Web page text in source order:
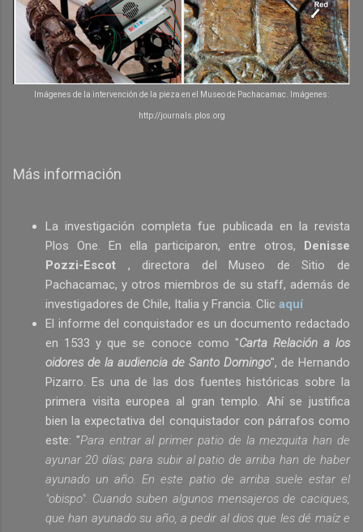
Imágenes de la intervención de la pieza en el Museo de Pachacamac. Imágenes:
http://journals.plos.org
Más información
La investigación completa fue publicada en la revista
Plos One. En ella participaron, entre otros, Denisse
Pozzi-Escot , directora del Museo de Sitio de
Pachacamac, y otros miembros de su staff, además de
investigadores de Chile, Italia y Francia. Clic aquí
El informe del conquistador es un documento redactado
en 1533 y que se conoce como "Carta Relación a los
oidores de la audiencia de Santo Domingo", de Hernando
Pizarro. Es una de las dos fuentes históricas sobre la
primera visita europea al gran templo. Ahí se justifica
bien la expectativa del conquistador con párrafos como
este: "Para entrar al primer patio de la mezquita han de
ayunar 20 días; para subir al patio de arriba han de haber
ayunado un año. En este patio de arriba suele estar el
"obispo". Cuando suben algunos mensajeros de caciques,
que han ayunado su año, a pedir al dios que les dé maíz e